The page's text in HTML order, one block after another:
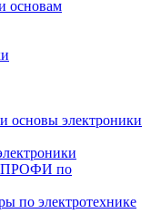
основам
основы электроники
ПРОФИ по
по электротехнике